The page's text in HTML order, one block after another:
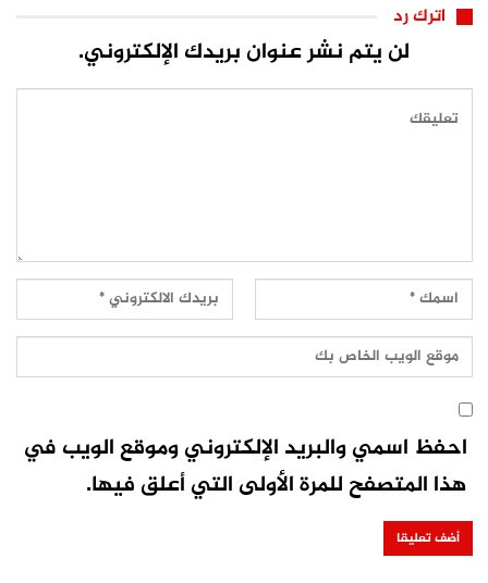
اترك رد
لن يتم نشر عنوان بريدك الإلكتروني.
احفظ اسمي والبريد الإلكتروني وموقع الويب في
هذا المتصفح للمرة الأولى التي أعلق فيها.